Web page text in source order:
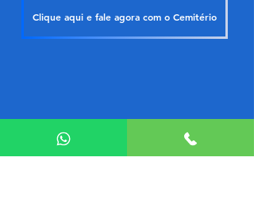
Clique aqui e fale agora com o Cemitério